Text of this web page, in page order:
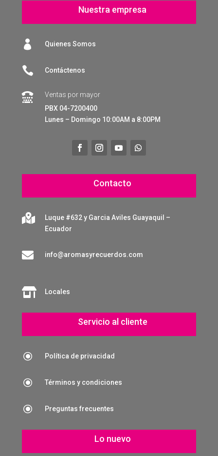
Nuestra empresa
 Quienes Somos
 Contáctenos

Ventas por mayor
PBX 04-7200400
Lunes – Domingo 10:00AM a 8:00PM
Contacto

Luque #632 y Garcia Aviles Guayaquil –
Ecuador
 info@aromasyrecuerdos.com
 Locales
Servicio al cliente
\ Política de privacidad
\ Términos y condiciones
\ Preguntas frecuentes
Lo nuevo